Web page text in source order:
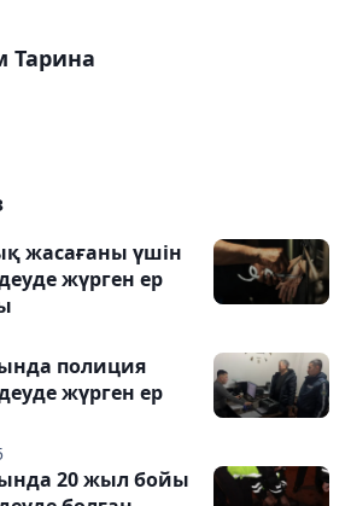
Тарина
жасағаны үшін
жүрген ер
полиция
жүрген ер
20 жыл бойы